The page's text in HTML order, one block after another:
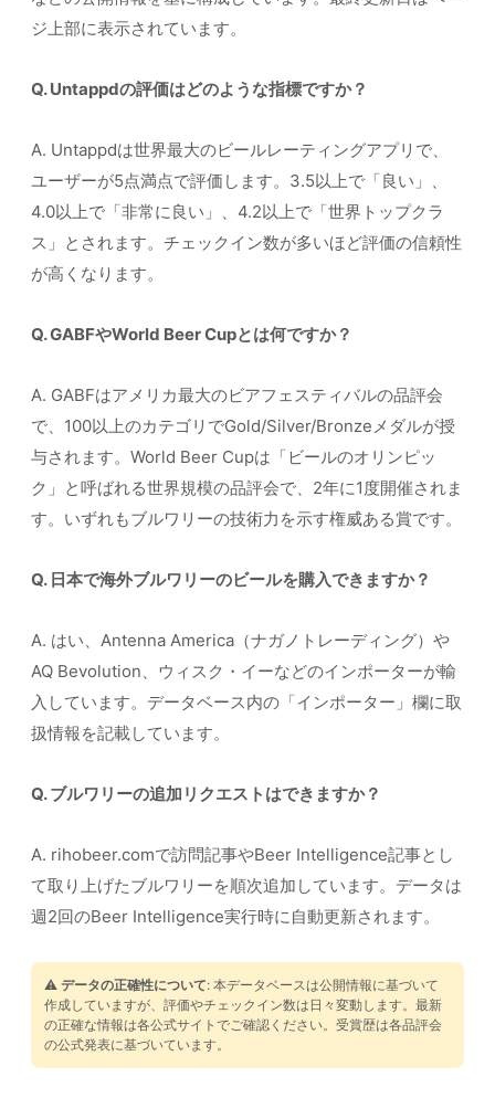
ジ上部に表示されています。
Q. Untappdの評価はどのような指標ですか？
A. Untappdは世界最大のビールレーティングアプリで、
ユーザーが5点満点で評価します。3.5以上で「良い」、
4.0以上で「非常に良い」、4.2以上で「世界トップクラ
ス」とされます。チェックイン数が多いほど評価の信頼性
が高くなります。
Q. GABFやWorld Beer Cupとは何ですか？
A. GABFはアメリカ最大のビアフェスティバルの品評会
で、100以上のカテゴリでGold/Silver/Bronzeメダルが授
与されます。World Beer Cupは「ビールのオリンピッ
ク」と呼ばれる世界規模の品評会で、2年に1度開催されま
す。いずれもブルワリーの技術力を示す権威ある賞です。
Q. 日本で海外ブルワリーのビールを購入できますか？
A. はい、Antenna America（ナガノトレーディング）や
AQ Bevolution、ウィスク・イーなどのインポーターが輸
入しています。データベース内の「インポーター」欄に取
扱情報を記載しています。
Q. ブルワリーの追加リクエストはできますか？
A. rihobeer.comで訪問記事やBeer Intelligence記事とし
て取り上げたブルワリーを順次追加しています。データは
週2回のBeer Intelligence実行時に自動更新されます。
⚠️ データの正確性について: 本データベースは公開情報に基づいて
作成していますが、評価やチェックイン数は日々変動します。最新
の正確な情報は各公式サイトでご確認ください。受賞歴は各品評会
の公式発表に基づいています。